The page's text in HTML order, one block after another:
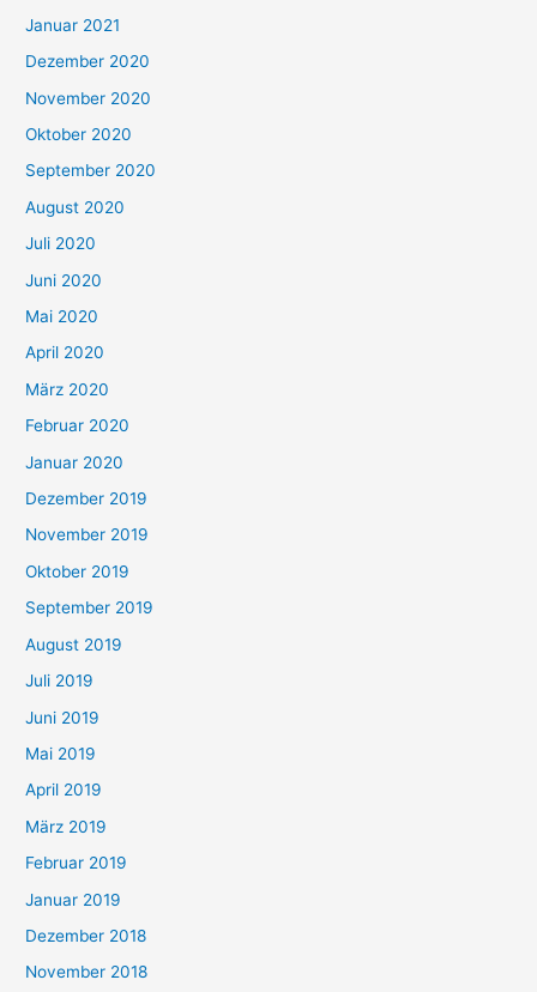
Januar 2021
Dezember 2020
November 2020
Oktober 2020
September 2020
August 2020
Juli 2020
Juni 2020
Mai 2020
April 2020
März 2020
Februar 2020
Januar 2020
Dezember 2019
November 2019
Oktober 2019
September 2019
August 2019
Juli 2019
Juni 2019
Mai 2019
April 2019
März 2019
Februar 2019
Januar 2019
Dezember 2018
November 2018